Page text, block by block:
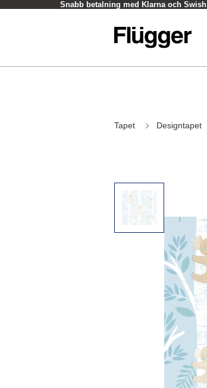
Snabb betalning med Klarna och Swish
Tapet Designtapet